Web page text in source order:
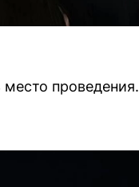
место проведения.